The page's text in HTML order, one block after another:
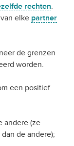
rechten.
elke partner
de grenzen
worden.
een positief
andere (ze
de andere);